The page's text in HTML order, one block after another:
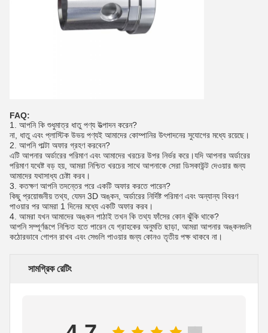
FAQ:
1. আপনি কি শুধুমাত্র ধাতু পণ্য উত্পাদন করেন?
না, ধাতু এবং প্লাস্টিক উভয় পণ্যই আমাদের কোম্পানির উৎপাদনের সুযোগের মধ্যে রয়েছে।
2. আপনি পাল্টা অফার গ্রহণ করবেন?
এটি আপনার অর্ডারের পরিমাণ এবং আমাদের খরচের উপর নির্ভর করে।যদি আপনার অর্ডারের
পরিমাণ যথেষ্ট বড় হয়, আমরা নিশ্চিত খরচের সাথে আপনাকে সেরা ডিসকাউন্ট দেওয়ার জন্য
আমাদের যথাসাধ্য চেষ্টা করব।
3. কতক্ষণ আপনি তদন্তের পরে একটি অফার করতে পারেন?
কিছু প্রয়োজনীয় তথ্য, যেমন 3D অঙ্কন, অর্ডারের নির্দিষ্ট পরিমাণ এবং অন্যান্য বিবরণ
পাওয়ার পর আমরা 1 দিনের মধ্যে একটি অফার করব।
4. আমরা যখন আমাদের অঙ্কন পাঠাই তখন কি তথ্য ফাঁসের কোন ঝুঁকি থাকে?
আপনি সম্পূর্ণরূপে নিশ্চিত হতে পারেন যে গ্রাহকের অনুমতি ছাড়া, আমরা আপনার অঙ্কনগুলি
কঠোরভাবে গোপন রাখব এবং সেগুলি পাওয়ার জন্য কোনও তৃতীয় পক্ষ থাকবে না।
সামগ্রিক রেটিং